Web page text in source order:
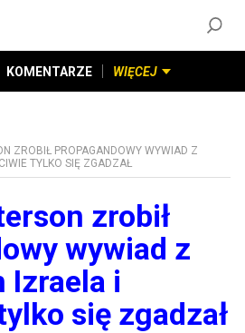
KOMENTARZE WIĘCEJ
ZROBIŁ PROPAGANDOWY WYWIAD Z
TYLKO SIĘ ZGADZAŁ
zrobił
wywiad z
Izraela i
się zgadzał